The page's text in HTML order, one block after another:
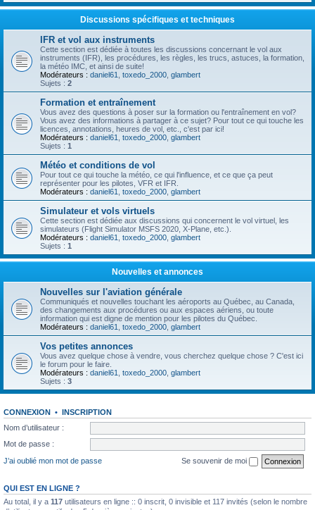
Discussions spécifiques et techniques
IFR et vol aux instruments
Cette section est dédiée à toutes les discussions concernant le vol aux
instruments (IFR), les procédures, les règles, les trucs, astuces, la formation,
la météo IMC, et ainsi de suite!
Modérateurs : daniel61 toxedo_2000 glambert
Sujets : 2
Formation et entraînement
Vous avez des questions à poser sur la formation ou l'entraînement en vol?
Vous avez des informations à partager à ce sujet? Pour tout ce qui touche les
licences, annotations, heures de vol, etc., c'est par ici!
Modérateurs : daniel61 toxedo_2000 glambert
Sujets : 1
Météo et conditions de vol
Pour tout ce qui touche la météo, ce qui l'influence, et ce que ça peut
représenter pour les pilotes, VFR et IFR.
Modérateurs : daniel61 toxedo_2000 glambert
Simulateur et vols virtuels
Cette section est dédiée aux discussions qui concernent le vol virtuel, les
simulateurs (Flight Simulator MSFS 2020, X-Plane, etc.).
Modérateurs : daniel61 toxedo_2000 glambert
Sujets : 1
Nouvelles et annonces
Nouvelles sur l'aviation générale
Communiqués et nouvelles touchant les aéroports au Québec, au Canada,
des changements aux procédures ou aux espaces aériens, ou toute
information qui est digne de mention pour les pilotes du Québec.
Modérateurs : daniel61 toxedo_2000 glambert
Vos petites annonces
Vous avez quelque chose à vendre, vous cherchez quelque chose ? C'est ici
le forum pour le faire.
Modérateurs : daniel61 toxedo_2000 glambert
Sujets : 3
CONNEXION • INSCRIPTION
Nom d’utilisateur :
Mot de passe :
J’ai oublié mon mot de passe
Se souvenir de moi
QUI EST EN LIGNE ?
Au total, il y a 117 utilisateurs en ligne :: 0 inscrit, 0 invisible et 117 invités (selon le nombre